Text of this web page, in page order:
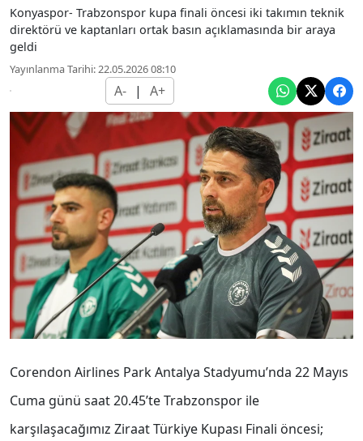
Konyaspor- Trabzonspor kupa finali öncesi iki takımın teknik
direktörü ve kaptanları ortak basın açıklamasında bir araya
geldi
Yayınlanma Tarihi: 22.05.2026 08:10
A- | A+
Corendon Airlines Park Antalya Stadyumu’nda 22 Mayıs
Cuma günü saat 20.45’te Trabzonspor ile
karşılaşacağımız Ziraat Türkiye Kupası Finali öncesi;